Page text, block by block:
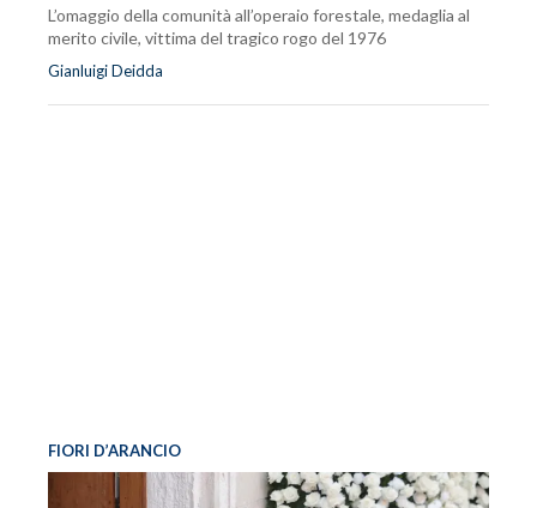
L’omaggio della comunità all’operaio forestale, medaglia al
merito civile, vittima del tragico rogo del 1976
Gianluigi Deidda
FIORI D’ARANCIO